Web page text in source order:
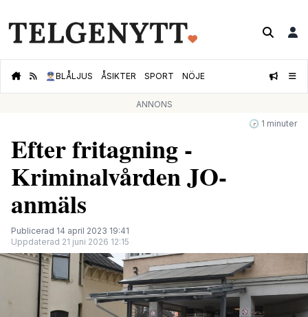
👮🏻‍♂️BLÅLJUS ÅSIKTER SPORT NÖJE
ANNONS
🕝 1 minuter
Efter fritagning -
Kriminalvården JO-
anmäls
Publicerad 14 april 2023 19:41
Uppdaterad 21 juni 2026 12:15